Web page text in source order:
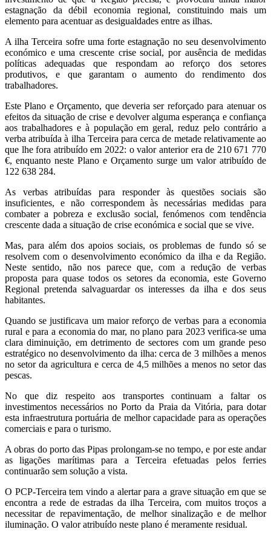
estagnação da débil economia regional, constituindo mais um
elemento para acentuar as desigualdades entre as ilhas.
A ilha Terceira sofre uma forte estagnação no seu desenvolvimento
económico e uma crescente crise social, por ausência de medidas
políticas adequadas que respondam ao reforço dos setores
produtivos, e que garantam o aumento do rendimento dos
trabalhadores.
Este Plano e Orçamento, que deveria ser reforçado para atenuar os
efeitos da situação de crise e devolver alguma esperança e confiança
aos trabalhadores e à população em geral, reduz pelo contrário a
verba atribuída à ilha Terceira para cerca de metade relativamente ao
que lhe fora atribuído em 2022: o valor anterior era de 210 671 770
€, enquanto neste Plano e Orçamento surge um valor atribuído de
122 638 284.
As verbas atribuídas para responder às questões sociais são
insuficientes, e não correspondem às necessárias medidas para
combater a pobreza e exclusão social, fenómenos com tendência
crescente dada a situação de crise económica e social que se vive.
Mas, para além dos apoios sociais, os problemas de fundo só se
resolvem com o desenvolvimento económico da ilha e da Região.
Neste sentido, não nos parece que, com a redução de verbas
proposta para quase todos os setores da economia, este Governo
Regional pretenda salvaguardar os interesses da ilha e dos seus
habitantes.
Quando se justificava um maior reforço de verbas para a economia
rural e para a economia do mar, no plano para 2023 verifica-se uma
clara diminuição, em detrimento de sectores com um grande peso
estratégico no desenvolvimento da ilha: cerca de 3 milhões a menos
no setor da agricultura e cerca de 4,5 milhões a menos no setor das
pescas.
No que diz respeito aos transportes continuam a faltar os
investimentos necessários no Porto da Praia da Vitória, para dotar
esta infraestrutura portuária de melhor capacidade para as operações
comerciais e para o turismo.
A obras do porto das Pipas prolongam-se no tempo, e por este andar
as ligações marítimas para a Terceira efetuadas pelos ferries
continuarão sem solução a vista.
O PCP-Terceira tem vindo a alertar para a grave situação em que se
encontra a rede de estradas da ilha Terceira, com muitos troços a
necessitar de repavimentação, de melhor sinalização e de melhor
iluminação. O valor atribuído neste plano é meramente residual.